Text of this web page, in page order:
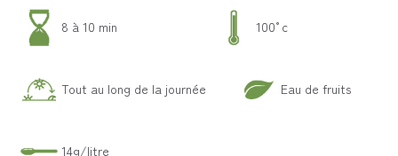
8 à 10 min 100°c
Tout au long de la journée Eau de fruits
14g/litre